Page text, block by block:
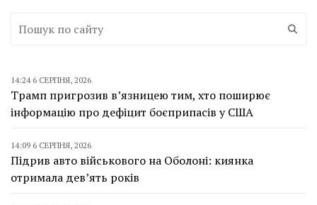
14:24 6 СЕРПНЯ, 2026
Трамп пригрозив в’язницею тим, хто поширює
інформацію про дефіцит боєприпасів у США
14:09 6 СЕРПНЯ, 2026
Підрив авто військового на Оболоні: киянка
отримала дев’ять років